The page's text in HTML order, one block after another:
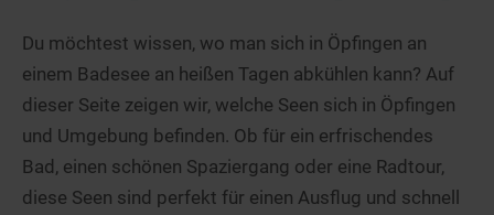
Stand Up Paddeling
Kitesurfen
Kanu- & Kajaktouren
Badeseen in Deutschland
Genuss pur
Urlaub an der Küste
Direkt am Wasser
Unterkünfte
Ferienwohnungen
Hausboote
Ferienwohnungen
Hausboote
Camping am See
Top-Hotels
Top-Hotel Empfehlungen
Finde Deinen See
Seen in Deiner Nähe
Seen in Deutschland
Seen in Europa
Strandbad-Verzeichnis
Du möchtest wissen, wo man sich in Öpfingen an
einem Badesee an heißen Tagen abkühlen kann? Auf
dieser Seite zeigen wir, welche Seen sich in Öpfingen
und Umgebung befinden. Ob für ein erfrischendes
Bad, einen schönen Spaziergang oder eine Radtour,
diese Seen sind perfekt für einen Ausflug und schnell